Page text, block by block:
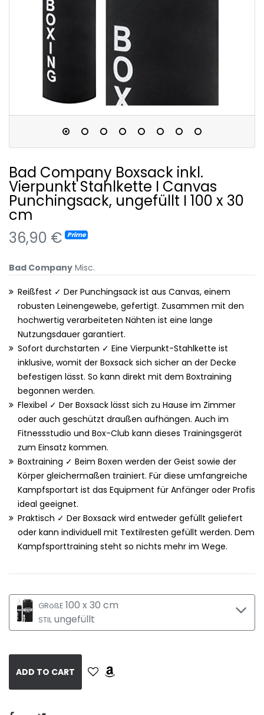
Bad Company Boxsack inkl.
Vierpunkt Stahlkette I Canvas
Punchingsack, ungefüllt I 100 x 30
cm
36,90 €
Prime
Bad Company Misc.
Reißfest ✓ Der Punchingsack ist aus Canvas, einem
robusten Leinengewebe, gefertigt. Zusammen mit den
hochwertig verarbeiteten Nähten ist eine lange
Nutzungsdauer garantiert.
Sofort durchstarten ✓ Eine Vierpunkt-Stahlkette ist
inklusive, womit der Boxsack sich sicher an der Decke
befestigen lässt. So kann direkt mit dem Boxtraining
begonnen werden.
Flexibel ✓ Der Boxsack lässt sich zu Hause im Zimmer
oder auch geschützt draußen aufhängen. Auch im
Fitnessstudio und Box-Club kann dieses Trainingsgerät
zum Einsatz kommen.
Boxtraining ✓ Beim Boxen werden der Geist sowie der
Körper gleichermaßen trainiert. Für diese umfangreiche
Kampfsportart ist das Equipment für Anfänger oder Profis
ideal geeignet.
Praktisch ✓ Der Boxsack wird entweder gefüllt geliefert
oder kann individuell mit Textilresten gefüllt werden. Dem
Kampfsporttraining steht so nichts mehr im Wege.
GRößE 100 x 30 cm
STIL ungefüllt
ADD TO CART